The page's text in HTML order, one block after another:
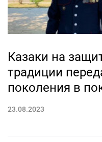
Казаки на
традиции
поколения в
23.08.2023